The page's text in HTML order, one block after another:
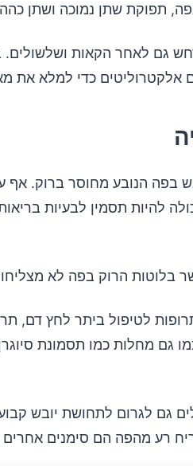
תפוקת שתן נמוכה ושתן
גם לאחר הקאות ושלשולים.
אלקטרוליטים כדי למלא את
בפה הנובע מחוסר ברוק. אף
להיות תסמין לבעיות
בלוטות הרוק בפה לא
לטיפול ביתר לחץ דם,
גם מחלות כמו תסמונת
גם לגרום לתחושת יובש
וריח רע מהפה הם סימנים